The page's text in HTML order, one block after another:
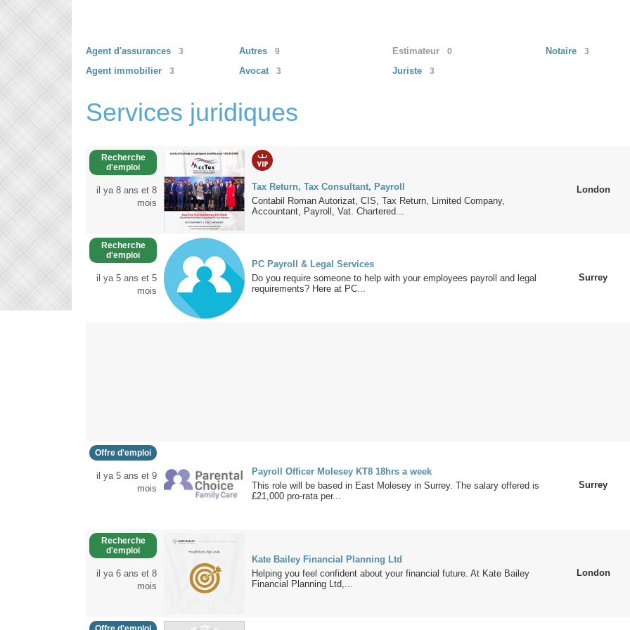
Agent d'assurances 3
Agent immobilier 3
Autres 9
Avocat 3
Estimateur 0
Juriste 3
Notaire 3
Services juridiques
Recherche
d'emploi
il ya 8 ans et 8
mois
Tax Return, Tax Consultant, Payroll
Contabil Roman Autorizat, CIS, Tax Return, Limited Company,
Accountant, Payroll, Vat. Chartered...
London
Recherche
d'emploi
il ya 5 ans et 5
mois
PC Payroll & Legal Services
Do you require someone to help with your employees payroll and legal
requirements? Here at PC...
Surrey
Offre d'emploi
il ya 5 ans et 9
mois
Payroll Officer Molesey KT8 18hrs a week
This role will be based in East Molesey in Surrey. The salary offered is
£21,000 pro-rata per...
Surrey
Recherche
d'emploi
il ya 6 ans et 8
mois
Kate Bailey Financial Planning Ltd
Helping you feel confident about your financial future. At Kate Bailey
Financial Planning Ltd,...
London